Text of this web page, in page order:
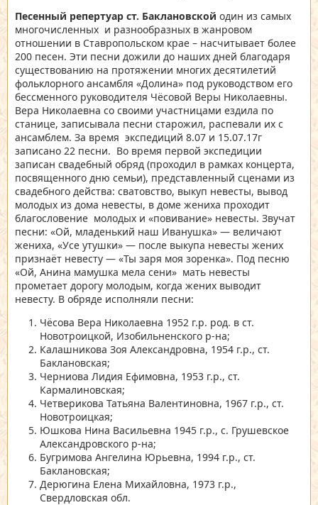
Песенный репертуар ст. Баклановской один из самых
многочисленных и разнообразных в жанровом
отношении в Ставропольском крае – насчитывает более
200 песен. Эти песни дожили до наших дней благодаря
существованию на протяжении многих десятилетий
фольклорного ансамбля «Долина» под руководством его
бессменного руководителя Чёсовой Веры Николаевны.
Вера Николаевна со своими участницами ездила по
станице, записывала песни старожил, распевали их с
ансамблем. За время экспедиций 8.07 и 15.07.17г
записано 22 песни. Во время первой экспедиции
записан свадебный обряд (проходил в рамках концерта,
посвященного дню семьи), представленный сценами из
свадебного действа: сватовство, выкуп невесты, вывод
молодых из дома невесты, в доме жениха проходит
благословение молодых и «повивание» невесты. Звучат
песни: «Ой, младенький наш Иванушка» — величают
жениха, «Усе утушки» — после выкупа невесты жених
признаёт невесту — «Ты заря моя зоренка». Под песню
«Ой, Анина мамушка мела сени» мать невесты
прометает дорогу молодым, когда жених выводит
невесту. В обряде исполняли песни:
Чёсова Вера Николаевна 1952 г.р. род. в ст.
Новотроицкой, Изобильненского р-на;
Калашникова Зоя Александровна, 1954 г.р., ст.
Баклановская;
Черниова Лидия Ефимовна, 1953 г.р., ст.
Кармалиновская;
Четверикова Татьяна Валентиновна, 1967 г.р., ст.
Новотроицкая;
Юшкова Нина Васильевна 1945 г.р., с. Грушевское
Александровского р-на;
Бугримова Ангелина Юрьевна, 1994 г.р., ст.
Баклановская;
Дерюгина Елена Михайловна, 1973 г.р.,
Свердловская обл.